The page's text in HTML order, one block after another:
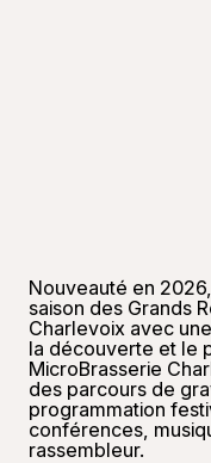
Nouveauté en
saison des Grands
Charlevoix avec
la découverte et le
MicroBrasserie
des parcours de
programmation
conférences,
rassembleur.